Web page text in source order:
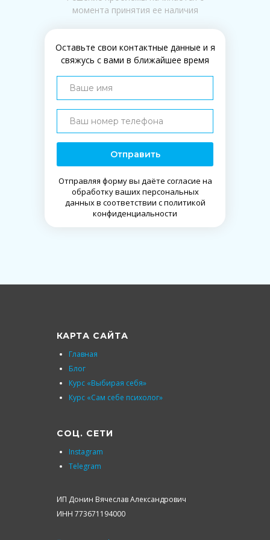
Отправить
Отправляя форму вы даёте согласие на
обработку ваших персональных
данных в соответствии с политикой
конфиденциальности
момента принятия ее наличия
Оставьте свои контактные данные и я
свяжусь с вами в ближайшее время
ИП Донин Вячеслав Александрович
ИНН 773671194000
КАРТА САЙТА
Главная
Блог
Курс «Выбирая себя»
Курс «Сам себе психолог»
СОЦ. СЕТИ
Instagram
Telegram